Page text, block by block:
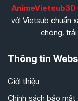
AnimeVietsub3D
với Vietsub chuẩn
chóng,
Thông tin
Giới thiệu
Chính sách bảo mật